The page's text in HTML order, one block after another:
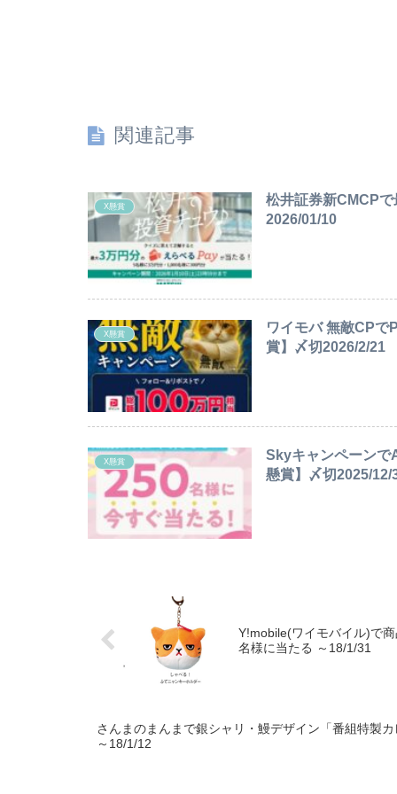
関連記事
X懸賞
松井証券新CMCP
2026/01/10
X懸賞
ワイモバ 無敵CPで
賞】〆切2026/2/21
X懸賞
Skyキャンペーンで
懸賞】〆切2025/12/
Y!mobile(ワイモバイル)で
名様に当たる ～18/1/31
さんまのまんまで銀シャリ・鰻デザイン「番組特製
～18/1/12